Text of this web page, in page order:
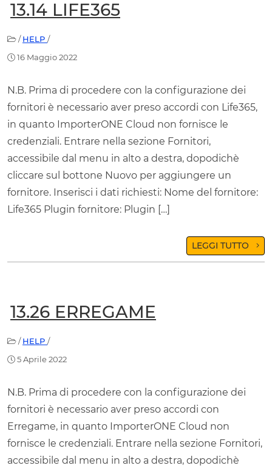
13.14 LIFE365
/HELP /
16 Maggio 2022
N.B. Prima di procedere con la configurazione dei
fornitori è necessario aver preso accordi con Life365,
in quanto ImporterONE Cloud non fornisce le
credenziali. Entrare nella sezione Fornitori,
accessibile dal menu in alto a destra, dopodichè
cliccare sul bottone Nuovo per aggiungere un
fornitore. Inserisci i dati richiesti: Nome del fornitore:
Life365 Plugin fornitore: Plugin […]
LEGGI TUTTO
13.26 ERREGAME
/HELP /
5 Aprile 2022
N.B. Prima di procedere con la configurazione dei
fornitori è necessario aver preso accordi con
Erregame, in quanto ImporterONE Cloud non
fornisce le credenziali. Entrare nella sezione Fornitori,
accessibile dal menu in alto a destra, dopodichè